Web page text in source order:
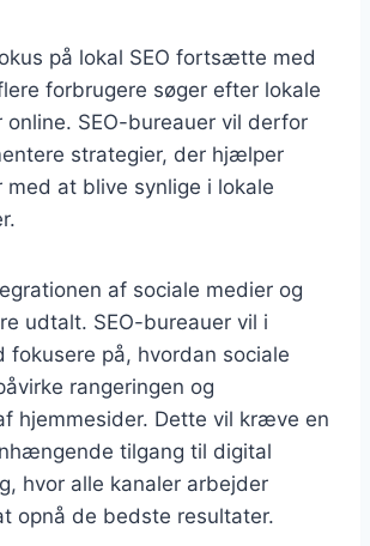
på lokal SEO fortsætte med
forbrugere søger efter lokale
online. SEO-bureauer vil derfor
strategier, der hjælper
med at blive synlige i lokale
af sociale medier og
udtalt. SEO-bureauer vil i
fokusere på, hvordan sociale
rangeringen og
hjemmesider. Dette vil kræve en
tilgang til digital
hvor alle kanaler arbejder
opnå de bedste resultater.